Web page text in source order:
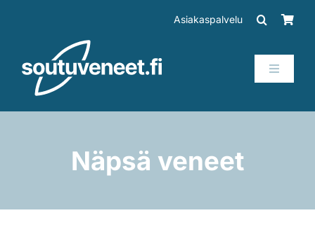
Asiakaspalvelu
Toggle
PerämoottoritNäpsä veneet